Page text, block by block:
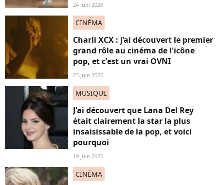
24 juin 2026
CINÉMA
Charli XCX : j’ai découvert le premier
grand rôle au cinéma de l'icône
pop, et c'est un vrai OVNI
23 juin 2026
MUSIQUE
J'ai découvert que Lana Del Rey
était clairement la star la plus
insaisissable de la pop, et voici
pourquoi
19 juin 2026
CINÉMA